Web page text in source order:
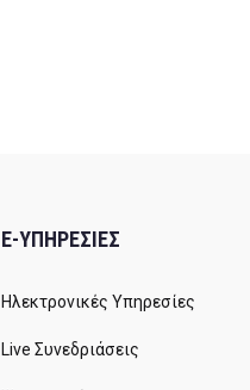
E-ΥΠΗΡΕΣΙΕΣ
Ηλεκτρονικές Υπηρεσίες
Live Συνεδριάσεις